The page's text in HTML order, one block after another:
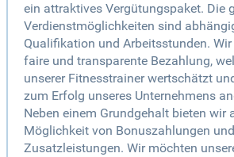
ein attraktives Vergütungspaket. Die
Verdienstmöglichkeiten sind
Qualifikation und Arbeitsstunden.
faire und transparente Bezahlung,
unserer Fitnesstrainer wertschätzt
zum Erfolg unseres Unternehmens
Neben einem Grundgehalt bieten wir
Möglichkeit von Bonuszahlungen
Zusatzleistungen. Wir möchten